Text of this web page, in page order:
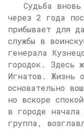
Судьба
через 2 года
прибывает для
службы в
генерала
городок. Здесь
Игнатов. Жизнь
основательно
но вскоре
в городе начала
группа,